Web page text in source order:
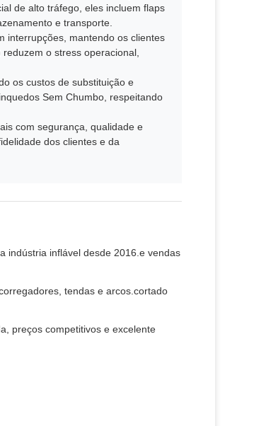
de alto tráfego, eles incluem flaps
e transporte.
interrupções, mantendo os clientes
o stress operacional,
os custos de substituição e
Sem Chumbo, respeitando
com segurança, qualidade e
dos clientes e da
indústria inflável desde 2016.e vendas
tendas e arcos.cortado
preços competitivos e excelente